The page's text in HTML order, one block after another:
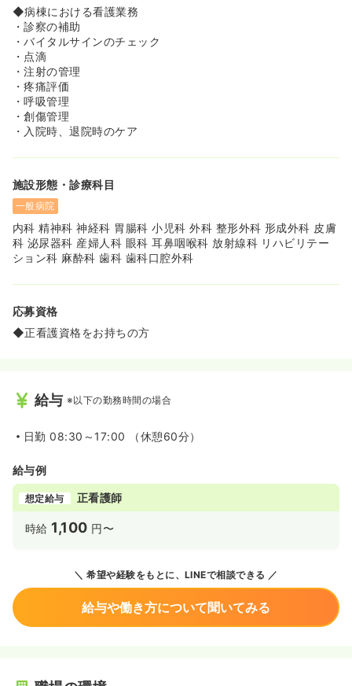
ることも可能です♪
◆財団の理念は「人を愛し、病を究める」。すべての患者
さまとご家族のために、常に一歩先行く医療を探究し、優
しさを持って最善を尽くす医療を実践することにより、地
域から信頼される病院を目指します。
◆看護部は「笑顔につなげる優しい看護」を理念に掲げ、
ホスピタリティあふれる看護を実践する事で、常に相手の
立場になり考え、配慮した行動が自発的に行うことができ
るよう努めております。
気が特徴です◎ご見学も気軽にご相談ください♪
≪プライベートも充実♪≫
◆令和6年度より週休二日制を導入し、年間休日が105日
から125日に増えております！お休みがしっかり取れる職
場なので、私生活との両立も可能です♪
◆残業改革を推進しております♪バイタルネット導入等DX
化を推進している他、日勤と夜勤でユニフォームの色分け
め、時間外の負担も少なめです。
◆ご家庭の事情に合わせて、夜勤回数の相談等も可能です
◎夜勤のスタートも無理なく慣れてからで調整できますの
≪子育てママさんにも安心の環境◎≫
す。最大20時まで預けられるので、日中のお子様のお世話
◆育児休業取得率は100%！くるみんマークも取得してお
り、「子育てサポート企業」として、厚生労働大臣の認定
を受けています。
◆スタッフの中には子育てをしながら働いている方も多
く、理解のある職場です。お子様のお迎えの時間には声を
◆授乳短時間制度あり♪生後1年に満たない子がいながら復
職した場合、30分単位で最大1時間まで取得可能です。
◆育児短時間制度あり♪採用後1年経過していて3歳未満の
◆院内保育施設、独身寮、職員旅行、クラブ制度など様々
◆病棟における看護業務
・診察の補助
・バイタルサインのチェック
・点滴
・注射の管理
・疼痛評価
・呼吸管理
・創傷管理
・入院時、退院時のケア
施設形態・診療科目
一般病院
内科 精神科 神経科 胃腸科 小児科 外科 整形外科 形成外科 皮膚
科 泌尿器科 産婦人科 眼科 耳鼻咽喉科 放射線科 リハビリテー
ション科 麻酔科 歯科 歯科口腔外科
応募資格
◆正看護資格をお持ちの方
給与 ※以下の勤務時間の場合
日勤 08:30～17:00 （休憩60分）
給与例
想定給与 正看護師
時給 1,100 円〜
希望や経験をもとに、LINEで相談できる
給与や働き方について聞いてみる